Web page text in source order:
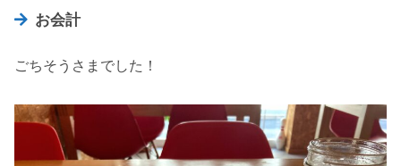
お会計
ごちそうさまでした！